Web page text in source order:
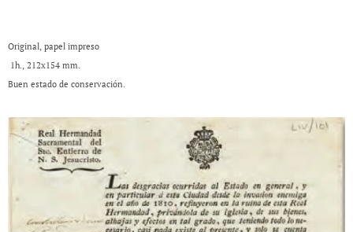
Original, papel impreso
1h., 212x154 mm.
Buen estado de conservación.